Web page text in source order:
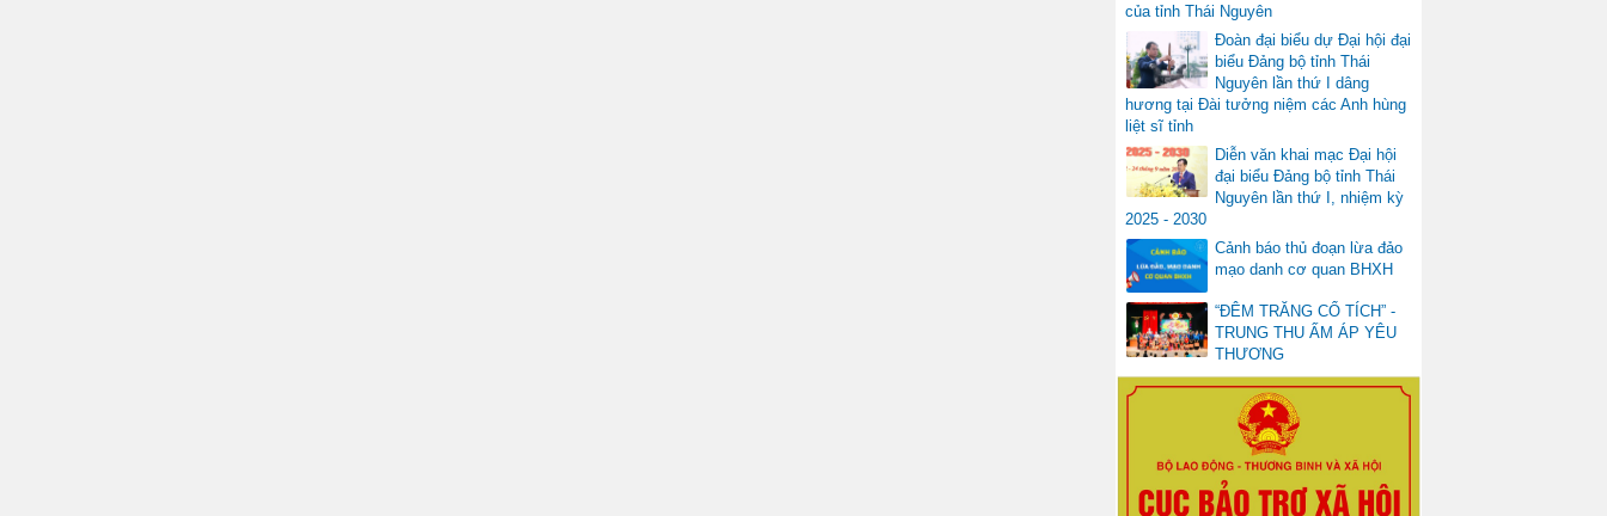
của tỉnh Thái Nguyên
Đoàn đại biểu dự Đại hội đại
biểu Đảng bộ tỉnh Thái
Nguyên lần thứ I dâng
hương tại Đài tưởng niệm các Anh hùng
liệt sĩ tỉnh
Diễn văn khai mạc Đại hội
đại biểu Đảng bộ tỉnh Thái
Nguyên lần thứ I, nhiệm kỳ
2025 - 2030
Cảnh báo thủ đoạn lừa đảo
mạo danh cơ quan BHXH
“ĐÊM TRĂNG CỔ TÍCH” -
TRUNG THU ẤM ÁP YÊU
THƯƠNG